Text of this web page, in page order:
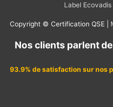
Label Ecovadis
Copyright © Certification QSE |
Nos clients parlent
93.9% de satisfaction sur nos